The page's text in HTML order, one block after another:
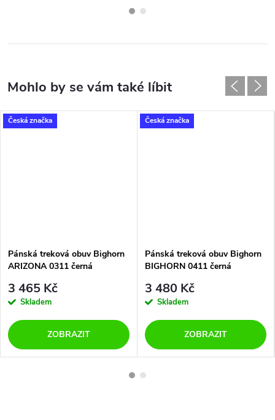
Česká značka
Pánská treková obuv Bighorn
ARIZONA 0311 černá
3 465 Kč
Skladem
ZOBRAZIT
Česká značka
Pánská treková obuv Bighorn
BIGHORN 0411 černá
3 480 Kč
Skladem
ZOBRAZIT